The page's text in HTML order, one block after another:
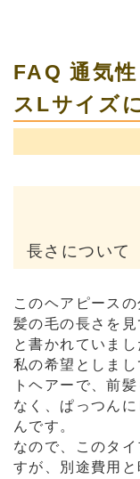
FAQ 通気
スLサイズ
長さについて
このヘアピース
髪の毛の長さを
と書かれていまし
私の希望としま
トヘアーで、前
なく、ぱっつん
んです。
なので、このタ
すが、別途費用